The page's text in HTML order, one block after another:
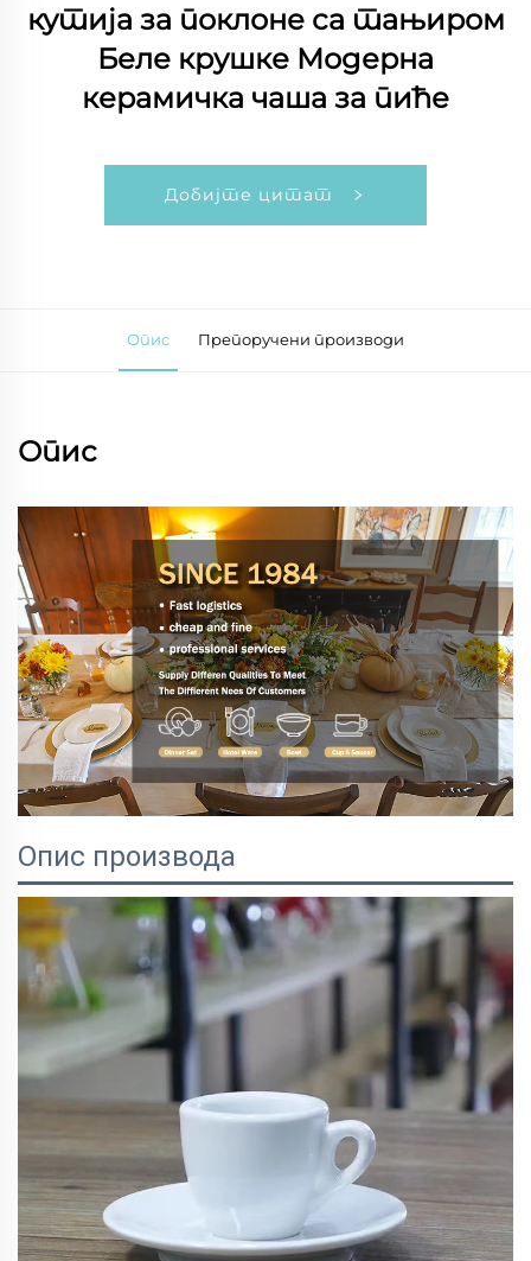
кутија за поклоне са тањиром
Беле крушке Модерна
керамичка чаша за пиће
Добијте цитат
Опис Препоручени производи
Опис
Опис производа